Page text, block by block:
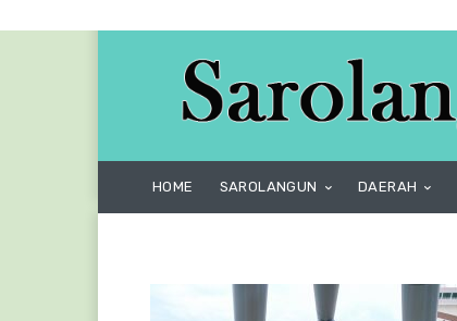
HOME SAROLANGUN DAERAH